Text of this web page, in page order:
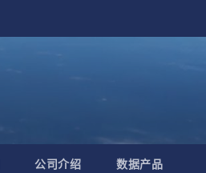
公司介绍 数据产品